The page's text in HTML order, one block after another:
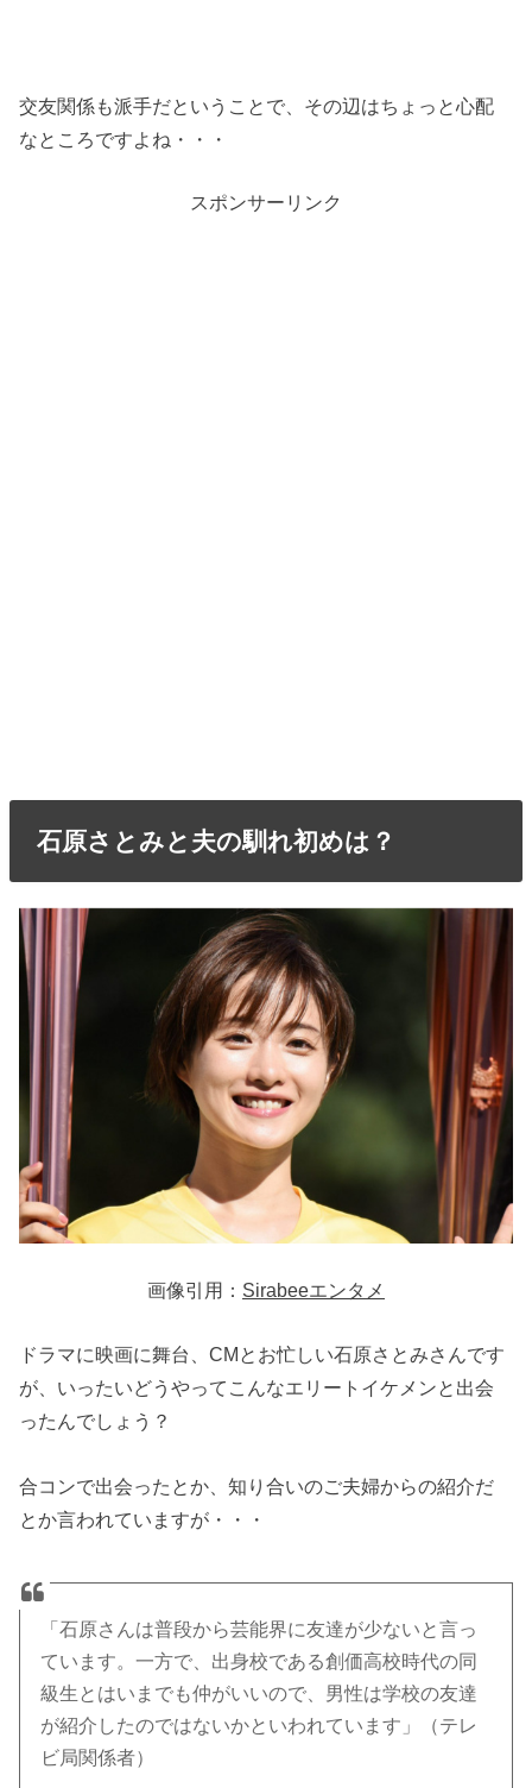
交友関係も派手だということで、その辺はちょっと心配
なところですよね・・・
スポンサーリンク
石原さとみと夫の馴れ初めは？
画像引用： Sirabeeエンタメ
ドラマに映画に舞台、CMとお忙しい石原さとみさんです
が、いったいどうやってこんなエリートイケメンと出会
ったんでしょう？
合コンで出会ったとか、知り合いのご夫婦からの紹介だ
とか言われていますが・・・
「石原さんは普段から芸能界に友達が少ないと言っ
ています。一方で、出身校である創価高校時代の同
級生とはいまでも仲がいいので、男性は学校の友達
が紹介したのではないかといわれています」（テレ
ビ局関係者）